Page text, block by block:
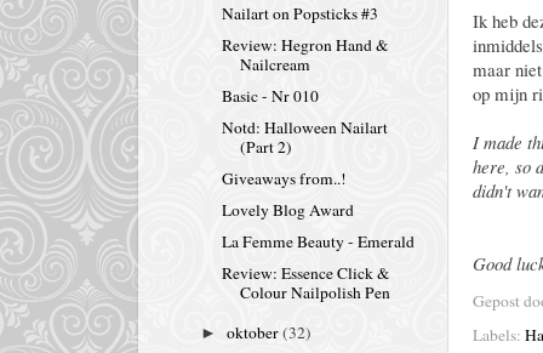
Ik heb
maar
op mijn
I made
here, so
didn't
Good
Gepost
Labels:
Nailart on Popsticks #3
Review: Hegron Hand &
Nailcream
Basic - Nr 010
Notd: Halloween Nailart
(Part 2)
Giveaways from..!
Lovely Blog Award
La Femme Beauty - Emerald
Review: Essence Click &
Colour Nailpolish Pen
►oktober(32)